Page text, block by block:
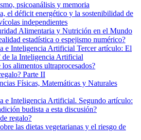
psicoanálisis y memoria
el déficit energético y la sostenibilidad de
independientes
Alimentaria y Nutrición en el Mundo
estadística o espejismo numérico?
e Inteligencia Artificial Tercer artículo: El
la Inteligencia Artificial
los alimentos ultraprocesados?
Parte II
Físicas, Matemáticas y Naturales
e Inteligencia Artificial. Segundo artículo:
budista a esta discusión?
regalo?
las dietas vegetarianas y el riesgo de